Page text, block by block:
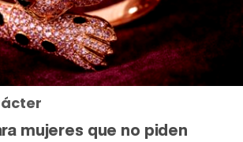
mujeres que no piden